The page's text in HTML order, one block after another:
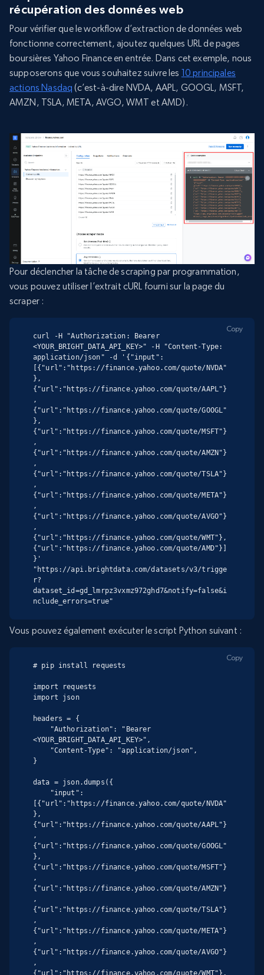
récupération des données web
Pour vérifier que le workflow d’extraction de données web
fonctionne correctement, ajoutez quelques URL de pages
boursières Yahoo Finance en entrée. Dans cet exemple, nous
supposerons que vous souhaitez suivre les 10 principales
actions Nasdaq (c’est-à-dire NVDA, AAPL, GOOGL, MSFT,
AMZN, TSLA, META, AVGO, WMT et AMD).
Pour déclencher la tâche de scraping par programmation,
vous pouvez utiliser l’extrait cURL fourni sur la page du
scraper :
curl -H "Authorization: Bearer
<YOUR_BRIGHT_DATA_API_KEY>" -H "Content-Type:
application/json" -d '{"input":
[{"url":"https://finance.yahoo.com/quote/NVDA"
},
{"url":"https://finance.yahoo.com/quote/AAPL"}
,
{"url":"https://finance.yahoo.com/quote/GOOGL"
},
{"url":"https://finance.yahoo.com/quote/MSFT"}
,
{"url":"https://finance.yahoo.com/quote/AMZN"}
,
{"url":"https://finance.yahoo.com/quote/TSLA"}
,
{"url":"https://finance.yahoo.com/quote/META"}
,
{"url":"https://finance.yahoo.com/quote/AVGO"}
,
{"url":"https://finance.yahoo.com/quote/WMT"},
{"url":"https://finance.yahoo.com/quote/AMD"}]
}'
"https://api.brightdata.com/datasets/v3/trigge
r?
dataset_id=gd_lmrpz3vxmz972ghd7&notify=false&i
nclude_errors=true"
Copy
Vous pouvez également exécuter le script Python suivant :
# pip install requests
import requests
import json
headers = {
<YOUR_BRIGHT_DATA_API_KEY>",
}
data = json.dumps({
[{"url":"https://finance.yahoo.com/quote/NVDA"
},
{"url":"https://finance.yahoo.com/quote/AAPL"}
,
{"url":"https://finance.yahoo.com/quote/GOOGL"
},
{"url":"https://finance.yahoo.com/quote/MSFT"}
,
{"url":"https://finance.yahoo.com/quote/AMZN"}
,
{"url":"https://finance.yahoo.com/quote/TSLA"}
,
{"url":"https://finance.yahoo.com/quote/META"}
,
{"url":"https://finance.yahoo.com/quote/AVGO"}
,
{"url":"https://finance.yahoo.com/quote/WMT"},
Copy